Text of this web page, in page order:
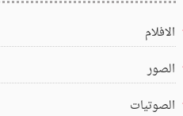
الافلام
الصور
الصوتيات